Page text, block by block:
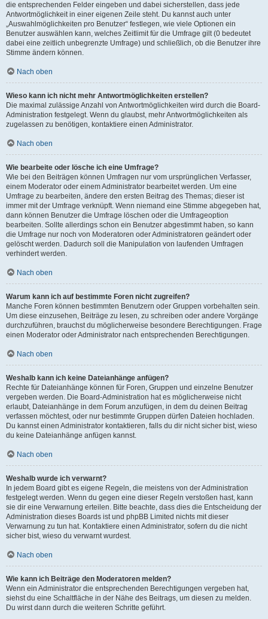
die entsprechenden Felder eingeben und dabei sicherstellen, dass jede
Antwortmöglichkeit in einer eigenen Zeile steht. Du kannst auch unter
„Auswahlmöglichkeiten pro Benutzer“ festlegen, wie viele Optionen ein
Benutzer auswählen kann, welches Zeitlimit für die Umfrage gilt (0 bedeutet
dabei eine zeitlich unbegrenzte Umfrage) und schließlich, ob die Benutzer ihre
Stimme ändern können.
Nach oben
Wieso kann ich nicht mehr Antwortmöglichkeiten erstellen?
Die maximal zulässige Anzahl von Antwortmöglichkeiten wird durch die Board-
Administration festgelegt. Wenn du glaubst, mehr Antwortmöglichkeiten als
zugelassen zu benötigen, kontaktiere einen Administrator.
Nach oben
Wie bearbeite oder lösche ich eine Umfrage?
Wie bei den Beiträgen können Umfragen nur vom ursprünglichen Verfasser,
einem Moderator oder einem Administrator bearbeitet werden. Um eine
Umfrage zu bearbeiten, ändere den ersten Beitrag des Themas; dieser ist
immer mit der Umfrage verknüpft. Wenn niemand eine Stimme abgegeben hat,
dann können Benutzer die Umfrage löschen oder die Umfrageoption
bearbeiten. Sollte allerdings schon ein Benutzer abgestimmt haben, so kann
die Umfrage nur noch von Moderatoren oder Administratoren geändert oder
gelöscht werden. Dadurch soll die Manipulation von laufenden Umfragen
verhindert werden.
Nach oben
Warum kann ich auf bestimmte Foren nicht zugreifen?
Manche Foren können bestimmten Benutzern oder Gruppen vorbehalten sein.
Um diese einzusehen, Beiträge zu lesen, zu schreiben oder andere Vorgänge
durchzuführen, brauchst du möglicherweise besondere Berechtigungen. Frage
einen Moderator oder Administrator nach entsprechenden Berechtigungen.
Nach oben
Weshalb kann ich keine Dateianhänge anfügen?
Rechte für Dateianhänge können für Foren, Gruppen und einzelne Benutzer
vergeben werden. Die Board-Administration hat es möglicherweise nicht
erlaubt, Dateianhänge in dem Forum anzufügen, in dem du deinen Beitrag
verfassen möchtest, oder nur bestimmte Gruppen dürfen Dateien hochladen.
Du kannst einen Administrator kontaktieren, falls du dir nicht sicher bist, wieso
du keine Dateianhänge anfügen kannst.
Nach oben
Weshalb wurde ich verwarnt?
In jedem Board gibt es eigene Regeln, die meistens von der Administration
festgelegt werden. Wenn du gegen eine dieser Regeln verstoßen hast, kann
sie dir eine Verwarnung erteilen. Bitte beachte, dass dies die Entscheidung der
Administration dieses Boards ist und phpBB Limited nichts mit dieser
Verwarnung zu tun hat. Kontaktiere einen Administrator, sofern du die nicht
sicher bist, wieso du verwarnt wurdest.
Nach oben
Wie kann ich Beiträge den Moderatoren melden?
Wenn ein Administrator die entsprechenden Berechtigungen vergeben hat,
siehst du eine Schaltfläche in der Nähe des Beitrags, um diesen zu melden.
Du wirst dann durch die weiteren Schritte geführt.